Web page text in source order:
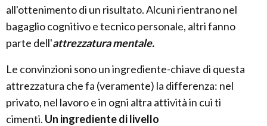
all'ottenimento di un risultato. Alcuni rientrano nel
bagaglio cognitivo e tecnico personale, altri fanno
parte dell'attrezzatura mentale.
Le convinzioni sono un ingrediente-chiave di questa
attrezzatura che fa (veramente) la differenza: nel
privato, nel lavoro e in ogni altra attività in cui ti
cimenti. Un ingrediente di livello